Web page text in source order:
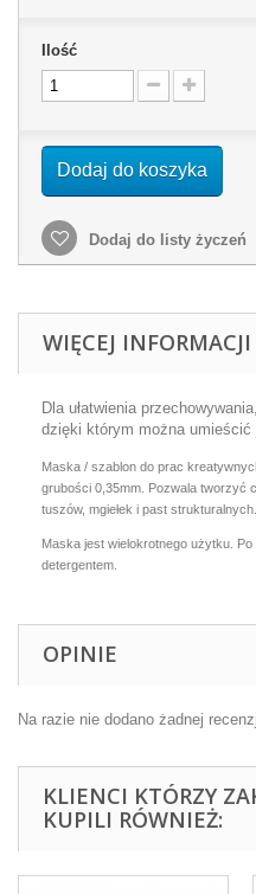
Ilość
Dodaj do koszyka
Dodaj do listy życzeń
WIĘCEJ INFORMACJI
Dla ułatwienia
dzięki którym można umieścić
Maska / szablon do prac
grubości 0,35mm. Pozwala tworzyć
tuszów, mgiełek i past strukturalnych.
Maska jest wielokrotnego użytku.
detergentem.
OPINIE
Na razie nie dodano żadnej
KLIENCI KTÓRZY
KUPILI RÓWNIEŻ: